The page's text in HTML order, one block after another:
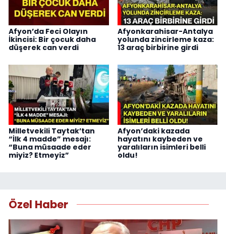
Afyon’da Feci Olayın
İkincisi: Bir çocuk daha
düşerek can verdi
Afyonkarahisar-Antalya
yolunda zincirleme kaza:
13 araç birbirine girdi
Milletvekili Taytak’tan
“İlk 4 madde” mesajı:
“Buna müsaade eder
miyiz? Etmeyiz”
Afyon’daki kazada
hayatını kaybeden ve
yaralıların isimleri belli
oldu!
Özel Haber